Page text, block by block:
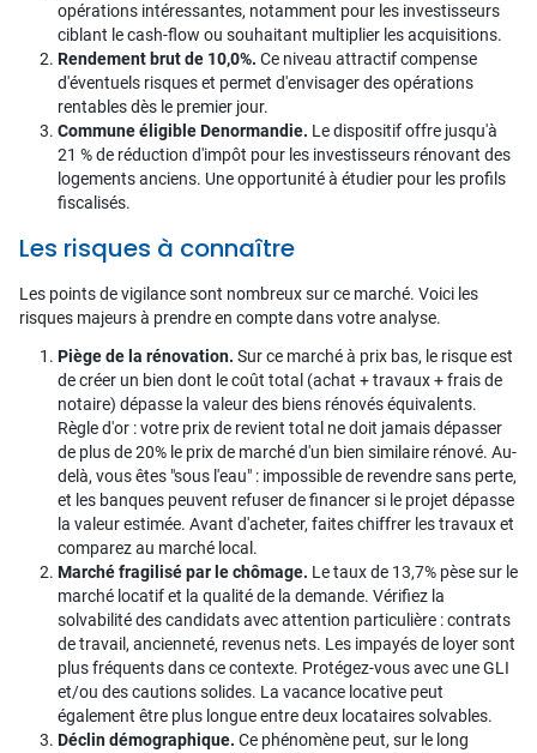
opérations intéressantes, notamment pour les investisseurs
ciblant le cash-flow ou souhaitant multiplier les acquisitions.
Rendement brut de 10,0%. Ce niveau attractif compense
d'éventuels risques et permet d'envisager des opérations
rentables dès le premier jour.
Commune éligible Denormandie. Le dispositif offre jusqu'à
21 % de réduction d'impôt pour les investisseurs rénovant des
logements anciens. Une opportunité à étudier pour les profils
fiscalisés.
Les risques à connaître
Les points de vigilance sont nombreux sur ce marché. Voici les
risques majeurs à prendre en compte dans votre analyse.
Piège de la rénovation. Sur ce marché à prix bas, le risque est
de créer un bien dont le coût total (achat + travaux + frais de
notaire) dépasse la valeur des biens rénovés équivalents.
Règle d'or : votre prix de revient total ne doit jamais dépasser
de plus de 20% le prix de marché d'un bien similaire rénové. Au-
delà, vous êtes "sous l'eau" : impossible de revendre sans perte,
et les banques peuvent refuser de financer si le projet dépasse
la valeur estimée. Avant d'acheter, faites chiffrer les travaux et
comparez au marché local.
Marché fragilisé par le chômage. Le taux de 13,7% pèse sur le
marché locatif et la qualité de la demande. Vérifiez la
solvabilité des candidats avec attention particulière : contrats
de travail, ancienneté, revenus nets. Les impayés de loyer sont
plus fréquents dans ce contexte. Protégez-vous avec une GLI
et/ou des cautions solides. La vacance locative peut
également être plus longue entre deux locataires solvables.
Déclin démographique. Ce phénomène peut, sur le long